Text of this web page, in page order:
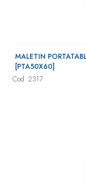
MALETIN
[PTA50X60]
Cod.:2317